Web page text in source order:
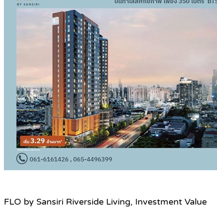
FLO by Sansiri Riverside Living, Investment Value